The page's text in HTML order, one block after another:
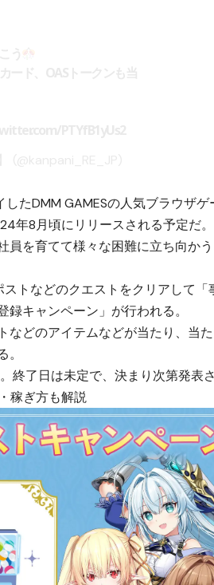
たDMM GAMESの人気ブラウザゲ
年8月頃にリリースされる予定だ。
を育てて様々な困難に立ち向かう
トなどのクエストをクリアして「
キャンペーン」が行われる。
などのアイテムなどが当たり、当
了日は未定で、決まり次第発表さ
稼ぎ方も解説